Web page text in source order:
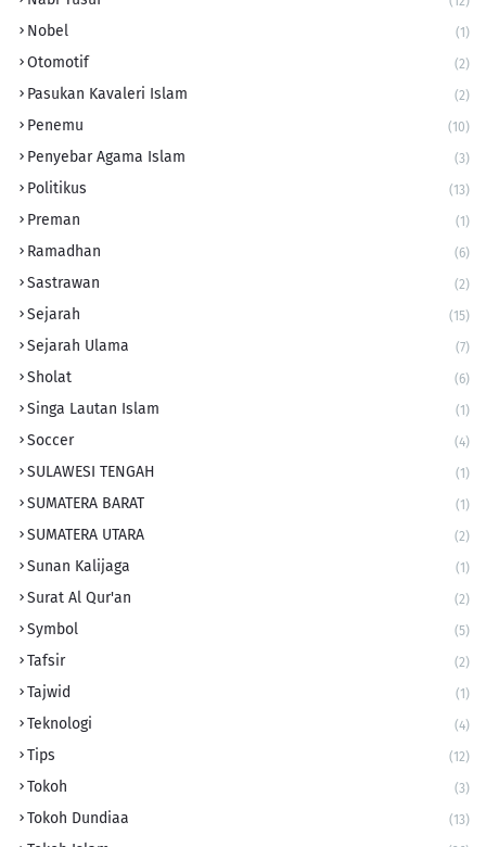
Nobel (1)
Otomotif (2)
Pasukan Kavaleri Islam (2)
Penemu (10)
Penyebar Agama Islam (3)
Politikus (13)
Preman (1)
Ramadhan (6)
Sastrawan (2)
Sejarah (15)
Sejarah Ulama (7)
Sholat (6)
Singa Lautan Islam (1)
Soccer (4)
SULAWESI TENGAH (1)
SUMATERA BARAT (1)
SUMATERA UTARA (2)
Sunan Kalijaga (1)
Surat Al Qur'an (2)
Symbol (5)
Tafsir (2)
Tajwid (1)
Teknologi (4)
Tips (12)
Tokoh (3)
Tokoh Dundiaa (13)